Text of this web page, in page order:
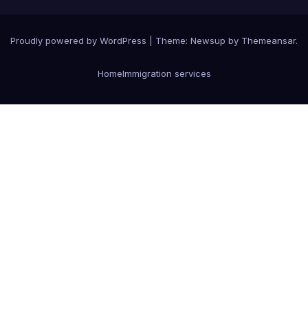
Proudly powered by WordPress Theme: Newsup by Themeansar.
HomeImmigration services